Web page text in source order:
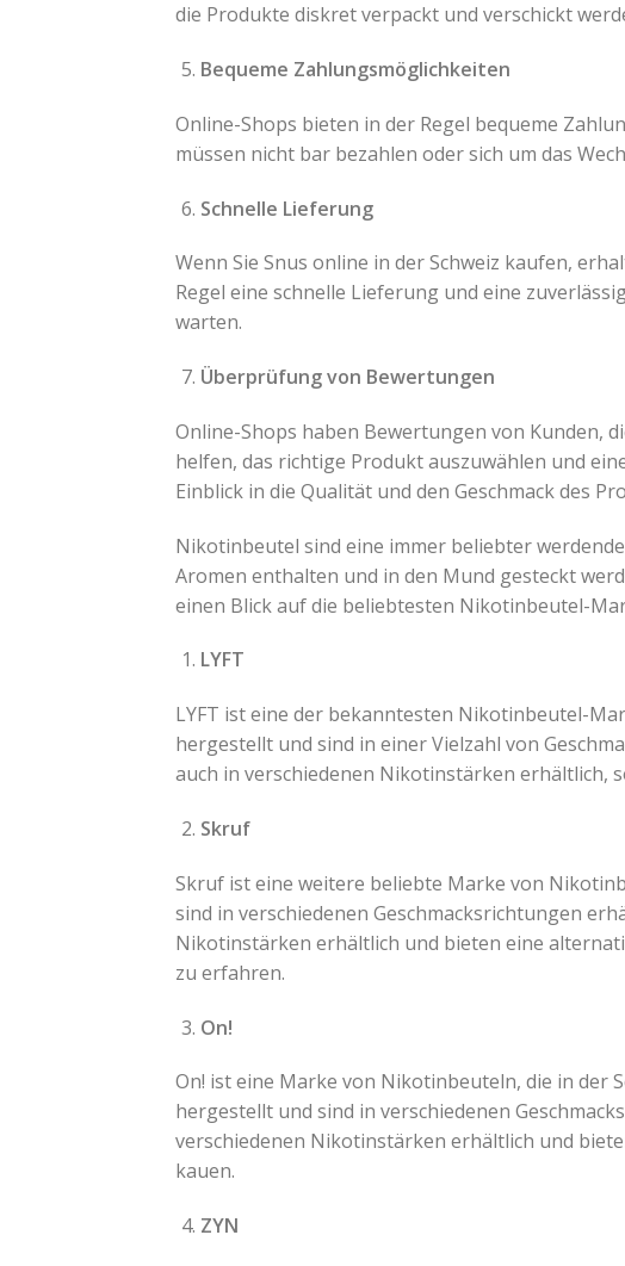
die Produkte diskret verpackt und verschickt
Bequeme Zahlungsmöglichkeiten
Online-Shops bieten in der Regel bequeme
müssen nicht bar bezahlen oder sich um das
Schnelle Lieferung
Wenn Sie Snus online in der Schweiz kaufen,
Regel eine schnelle Lieferung und eine
warten.
Überprüfung von Bewertungen
Online-Shops haben Bewertungen von Kunden,
helfen, das richtige Produkt auszuwählen und
Einblick in die Qualität und den Geschmack des
Nikotinbeutel sind eine immer beliebter
Aromen enthalten und in den Mund gesteckt
einen Blick auf die beliebtesten Nikotinbeutel-
LYFT
LYFT ist eine der bekanntesten Nikotinbeutel-
hergestellt und sind in einer Vielzahl von
auch in verschiedenen Nikotinstärken erhältlich,
Skruf
Skruf ist eine weitere beliebte Marke von
sind in verschiedenen Geschmacksrichtungen
Nikotinstärken erhältlich und bieten eine
zu erfahren.
On!
On! ist eine Marke von Nikotinbeuteln, die in der
hergestellt und sind in verschiedenen
verschiedenen Nikotinstärken erhältlich und
kauen.
ZYN